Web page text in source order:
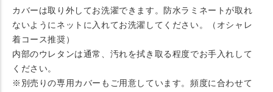
カバーは取り外してお洗濯できます。防水ラミネートが取れ
ないようにネットに入れてお洗濯してください。（オシャレ
着コース推奨）
内部のウレタンは通常、汚れを拭き取る程度でお手入れして
ください。
※別売りの専用カバーもご用意しています。頻度に合わせて